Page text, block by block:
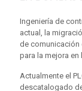
Ingeniería de
actual, la
de comunicación
para la mejora
Actualmente el
descatalogado